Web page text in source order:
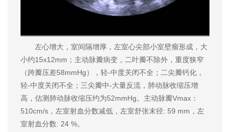
左心增大，室间隔增厚，左室心尖部小室壁瘤形成，大
小约15x12mm；主动脉瓣病变，二叶瓣不除外，重度狭窄
（跨瓣压差58mmHg），轻-中度关闭不全；二尖瓣钙化，
轻-中度关闭不全；三尖瓣中-大量反流，肺动脉收缩压增
高，估测肺动脉收缩压约为52mmHg。主动脉瓣Vmax：
510cm/s，左室射血分数减低，左室舒张末径: 59 mm，左
室射血分数: 24 %。